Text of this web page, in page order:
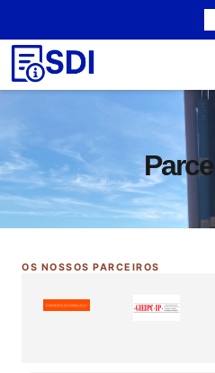
OS NOSSOS PARCEIROS